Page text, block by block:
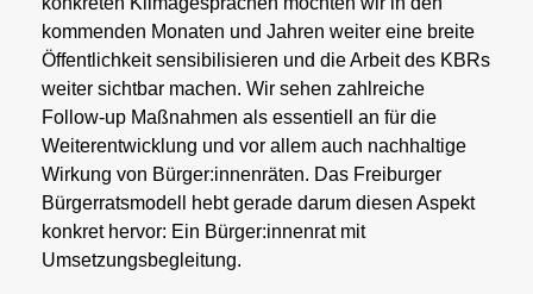
kommenden Monaten und Jahren weiter eine breite
Öffentlichkeit sensibilisieren und die Arbeit des KBRs
weiter sichtbar machen. Wir sehen zahlreiche
Follow-up Maßnahmen als essentiell an für die
Weiterentwicklung und vor allem auch nachhaltige
Wirkung von Bürger:innenräten. Das Freiburger
Bürgerratsmodell hebt gerade darum diesen Aspekt
konkret hervor: Ein Bürger:innenrat mit
Umsetzungsbegleitung.